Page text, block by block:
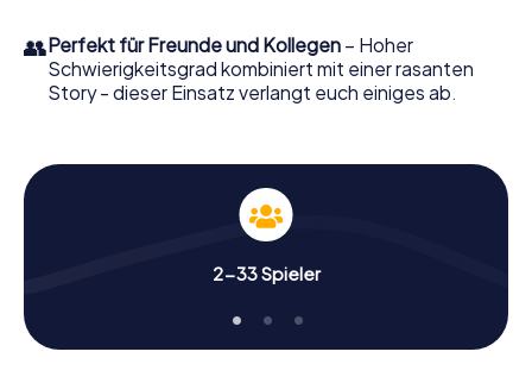
👥Perfekt für Freunde und Kollegen – Hoher
Schwierigkeitsgrad kombiniert mit einer rasanten
Story - dieser Einsatz verlangt euch einiges ab.
2-33 Spieler